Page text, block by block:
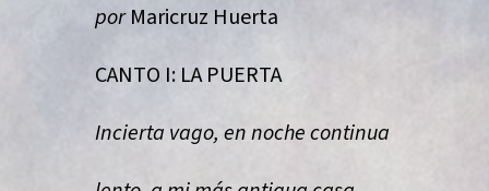
porMaricruz Huerta
CANTO I: LA PUERTA
Incierta vago, en noche continua